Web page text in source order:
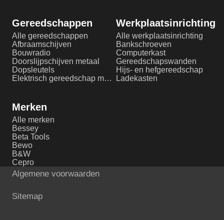
Gereedschappen
Alle gereedschappen
Afbraamschijven
Bouwradio
Doorslijpschijven metaal
Dopsleutels
Elektrisch gereedschap metaalbewerking
Werkplaatsinrichting
Alle werkplaatsinrichting
Bankschroeven
Computerkast
Gereedschapswanden
Hijs- en hefgereedschap
Ladekasten
Merken
Alle merken
Bessey
Beta Tools
Bewo
B&W
Cepro
Algemene voorwaarden
Sitemap